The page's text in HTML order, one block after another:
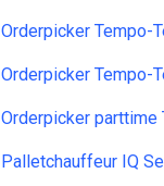
Orderpicker Tempo-
Orderpicker Tempo-
Orderpicker
Palletchauffeur IQ